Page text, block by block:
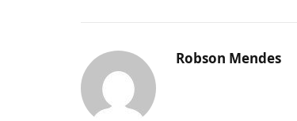
Robson Mendes